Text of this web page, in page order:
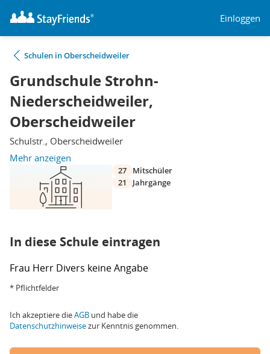
Einloggen
Schulen in Oberscheidweiler
Grundschule Strohn-
Niederscheidweiler,
Oberscheidweiler
Schulstr., Oberscheidweiler
Mehr anzeigen
27
Mitschüler
21
Jahrgänge
In diese Schule eintragen
Frau Herr Divers keine Angabe
* Pflichtfelder
Ich akzeptiere dieAGB und habe die
Datenschutzhinweisezur Kenntnis genommen.